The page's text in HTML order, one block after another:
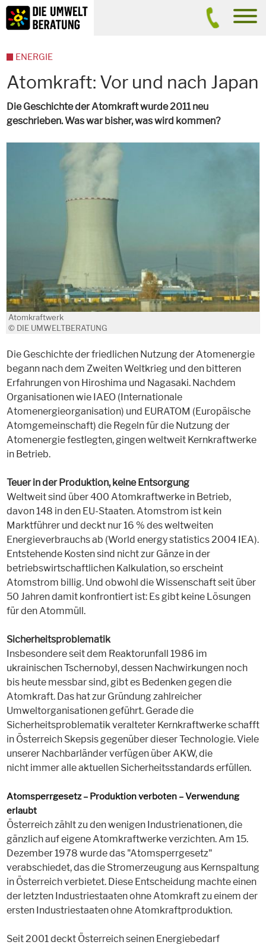
Inhalt
Suche
Atomkraft: Vor und nach Japan
Die Geschichte der Atomkraft wurde 2011 neu
geschrieben. Was war bisher, was wird kommen?
Atomkraftwerk
© DIE UMWELTBERATUNG
Die Geschichte der friedlichen Nutzung der Atomenergie
begann nach dem Zweiten Weltkrieg und den bitteren
Erfahrungen von Hiroshima und Nagasaki. Nachdem
Organisationen wie IAEO (Internationale
Atomenergieorganisation) und EURATOM (Europäische
Atomgemeinschaft) die Regeln für die Nutzung der
Atomenergie festlegten, gingen weltweit Kernkraftwerke
in Betrieb.
Teuer in der Produktion, keine Entsorgung
Weltweit sind über 400 Atomkraftwerke in Betrieb,
davon 148 in den EU-Staaten. Atomstrom ist kein
Marktführer und deckt nur 16 % des weltweiten
Energieverbrauchs ab (World energy statistics 2004 IEA).
Entstehende Kosten sind nicht zur Gänze in der
betriebswirtschaftlichen Kalkulation, so erscheint
Atomstrom billig. Und obwohl die Wissenschaft seit über
50 Jahren damit konfrontiert ist: Es gibt keine Lösungen
für den Atommüll.
Sicherheitsproblematik
Insbesondere seit dem Reaktorunfall 1986 im
ukrainischen Tschernobyl, dessen Nachwirkungen noch
bis heute messbar sind, gibt es Bedenken gegen die
Atomkraft. Das hat zur Gründung zahlreicher
Umweltorganisationen geführt. Gerade die
Sicherheitsproblematik veralteter Kernkraftwerke schafft
in Österreich Skepsis gegenüber dieser Technologie. Viele
unserer Nachbarländer verfügen über AKW, die
nicht immer alle aktuellen Sicherheitsstandards erfüllen.
Atomsperrgesetz – Produktion verboten – Verwendung
erlaubt
Österreich zählt zu den wenigen Industrienationen, die
gänzlich auf eigene Atomkraftwerke verzichten. Am 15.
Dezember 1978 wurde das "Atomsperrgesetz"
verabschiedet, das die Stromerzeugung aus Kernspaltung
in Österreich verbietet. Diese Entscheidung machte einen
der letzten Industriestaaten ohne Atomkraft zu einem der
ersten Industriestaaten ohne Atomkraftproduktion.
Seit 2001 deckt Österreich seinen Energiebedarf
ENERGIE